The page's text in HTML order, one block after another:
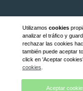
Utilizamos cookies
analizar el tráfico y
rechazar las cookies
también puede aceptar
click en 'Aceptar
cookies
Aceptar